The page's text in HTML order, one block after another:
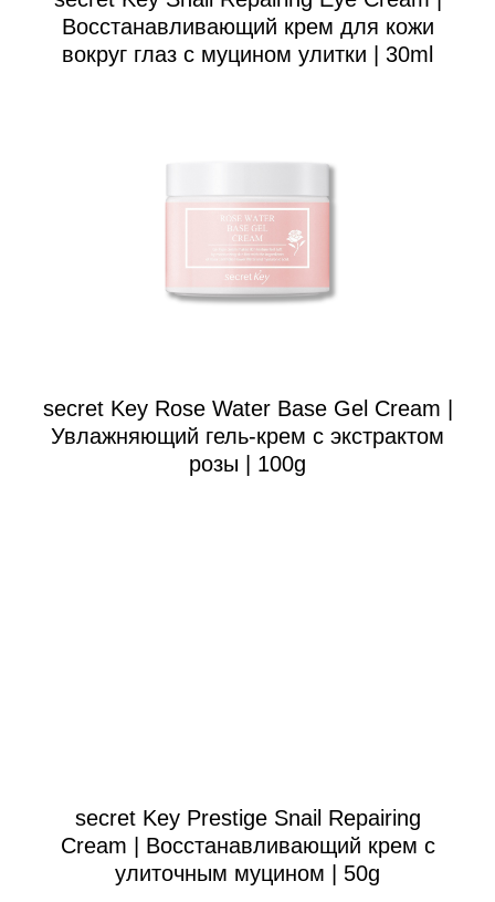
Восстанавливающий крем для кожи
вокруг глаз с муцином улитки | 30ml
secret Key Rose Water Base Gel Cream |
Увлажняющий гель-крем с экстрактом
розы | 100g
secret Key Prestige Snail Repairing
Cream | Восстанавливающий крем с
улиточным муцином | 50g